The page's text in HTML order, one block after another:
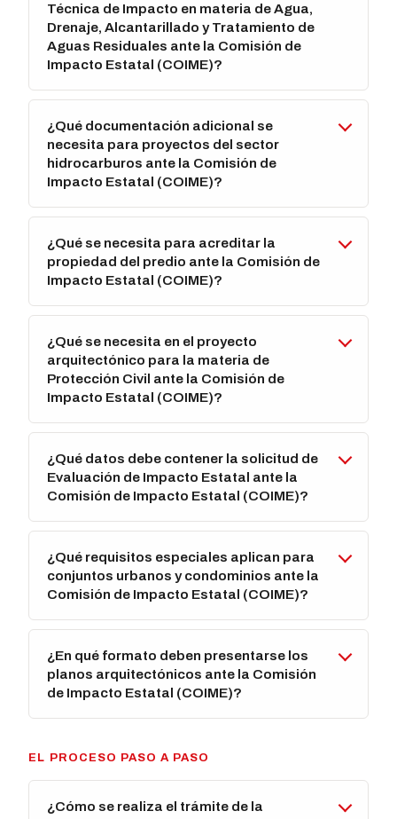
Técnica de Impacto en materia de Agua,
Drenaje, Alcantarillado y Tratamiento de
Aguas Residuales ante la Comisión de
Impacto Estatal (COIME)?
¿Qué documentación adicional se
necesita para proyectos del sector
hidrocarburos ante la Comisión de
Impacto Estatal (COIME)?
¿Qué se necesita para acreditar la
propiedad del predio ante la Comisión de
Impacto Estatal (COIME)?
¿Qué se necesita en el proyecto
arquitectónico para la materia de
Protección Civil ante la Comisión de
Impacto Estatal (COIME)?
¿Qué datos debe contener la solicitud de
Evaluación de Impacto Estatal ante la
Comisión de Impacto Estatal (COIME)?
¿Qué requisitos especiales aplican para
conjuntos urbanos y condominios ante la
Comisión de Impacto Estatal (COIME)?
¿En qué formato deben presentarse los
planos arquitectónicos ante la Comisión
de Impacto Estatal (COIME)?
EL PROCESO PASO A PASO
¿Cómo se realiza el trámite de la